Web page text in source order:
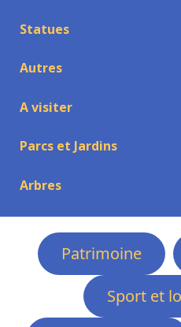
Statues
Autres
A visiter
Parcs et Jardins
Arbres
Patrimoine
Sport et